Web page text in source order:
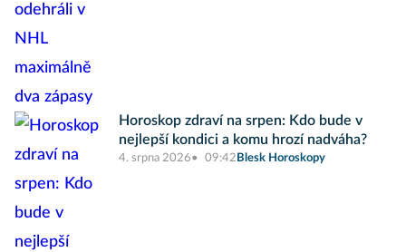
Horoskop zdraví na srpen: Kdo bude v
nejlepší kondici a komu hrozí nadváha?
4. srpna 2026 09:42 Blesk Horoskopy